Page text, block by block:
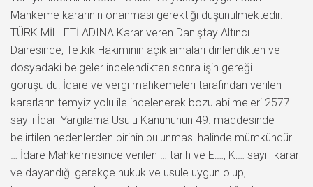
Mahkeme kararının onanması gerektiği düşünülmektedir.
TÜRK MİLLETİ ADINA Karar veren Danıştay Altıncı
Dairesince, Tetkik Hakiminin açıklamaları dinlendikten ve
dosyadaki belgeler incelendikten sonra işin gereği
görüşüldü: İdare ve vergi mahkemeleri tarafından verilen
kararların temyiz yolu ile incelenerek bozulabilmeleri 2577
sayılı İdari Yargılama Usulü Kanununun 49. maddesinde
belirtilen nedenlerden birinin bulunması halinde mümkündür.
… İdare Mahkemesince verilen … tarih ve E:…, K:… sayılı karar
ve dayandığı gerekçe hukuk ve usule uygun olup,